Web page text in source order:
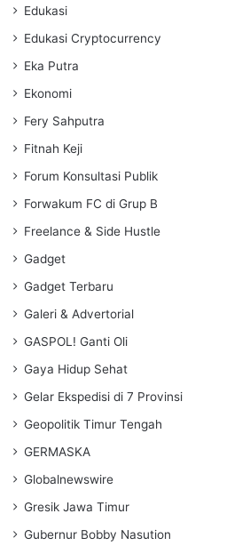
Edukasi
Edukasi Cryptocurrency
Eka Putra
Ekonomi
Fery Sahputra
Fitnah Keji
Forum Konsultasi Publik
Forwakum FC di Grup B
Freelance & Side Hustle
Gadget
Gadget Terbaru
Galeri & Advertorial
GASPOL! Ganti Oli
Gaya Hidup Sehat
Gelar Ekspedisi di 7 Provinsi
Geopolitik Timur Tengah
GERMASKA
Globalnewswire
Gresik Jawa Timur
Gubernur Bobby Nasution